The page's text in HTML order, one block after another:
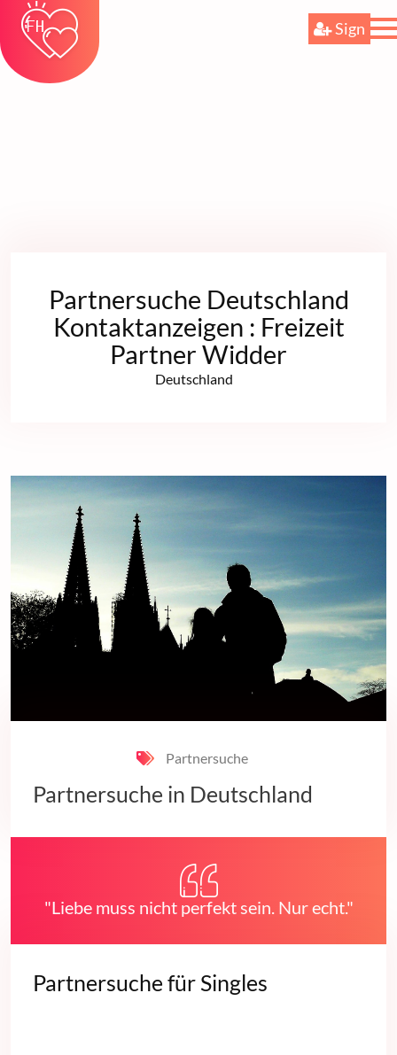
Sign
Partnersuche Deutschland
Kontaktanzeigen : Freizeit
Partner Widder
Deutschland
Partnersuche
Partnersuche in Deutschland
"Liebe muss nicht perfekt sein. Nur echt."
Partnersuche für Singles